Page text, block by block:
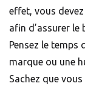
effet, vous
afin d’assurer le
Pensez le temps
marque ou une
Sachez que